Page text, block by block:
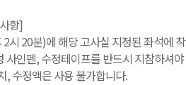
항]
시 20분)에 해당 고사실 지정된 좌석에
사인펜, 수정테이프를 반드시 지참하셔
, 수정액은 사용 불가합니다.